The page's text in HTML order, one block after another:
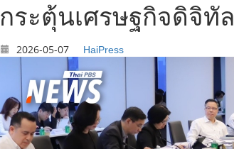
กระตุ้นเศรษฐกิจดิจิทัล
2026-05-07 HaiPress